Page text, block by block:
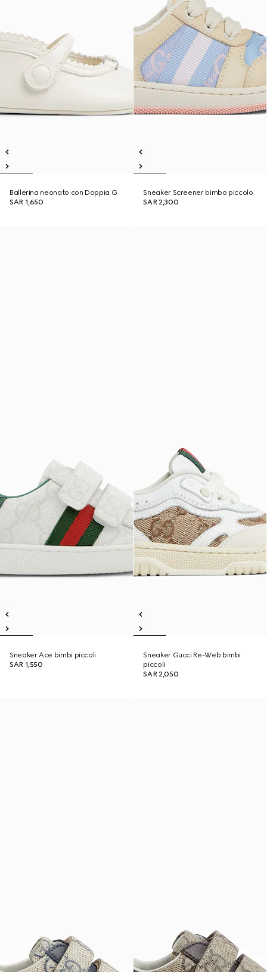
Ballerina neonato con Doppia G
SAR 1,650
Sneaker Screener bimbo piccolo
SAR 2,300
Sneaker Ace bimbi piccoli
SAR 1,550
Sneaker Gucci Re-Web bimbi
piccoli
SAR 2,050